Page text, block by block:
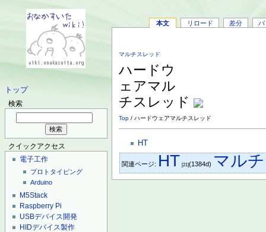
トップ
検索
クイックアクセス
電子工作
プロトタイピング
Arduino
M5Stack
Raspberry Pi
USBデバイス開発
HIDデバイス製作
本文 リロード 差分 バ
マルチスレッド
ハードウ
ェアマル
チスレッド
Top / ハードウェアマルチスレッド
HT
関連ページ: HT [21](1384d) マル